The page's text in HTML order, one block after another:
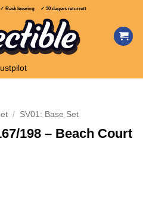
levering ✓ 30 dagers returrett
/ SV01: Base Set
198 – Beach Court
Court antall